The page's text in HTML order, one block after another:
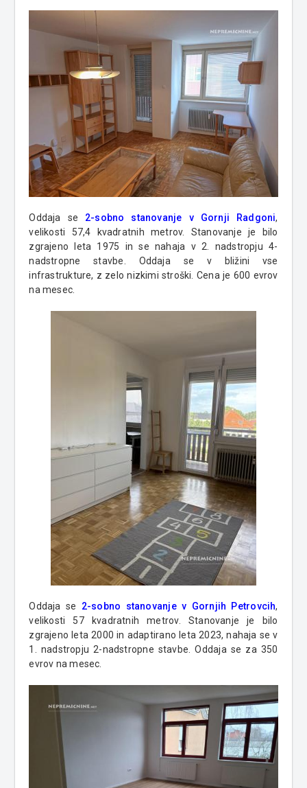
Oddaja se 2-sobno stanovanje v Gornji Radgoni,
velikosti 57,4 kvadratnih metrov. Stanovanje je bilo
zgrajeno leta 1975 in se nahaja v 2. nadstropju 4-
nadstropne stavbe. Oddaja se v bližini vse
infrastrukture, z zelo nizkimi stroški. Cena je 600 evrov
na mesec.
Oddaja se 2-sobno stanovanje v Gornjih Petrovcih,
velikosti 57 kvadratnih metrov. Stanovanje je bilo
zgrajeno leta 2000 in adaptirano leta 2023, nahaja se v
1. nadstropju 2-nadstropne stavbe. Oddaja se za 350
evrov na mesec.